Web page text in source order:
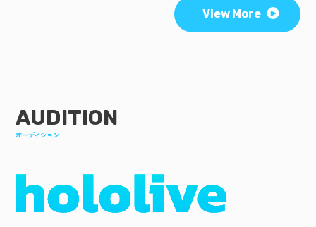
View More
AUDITION
オーディション